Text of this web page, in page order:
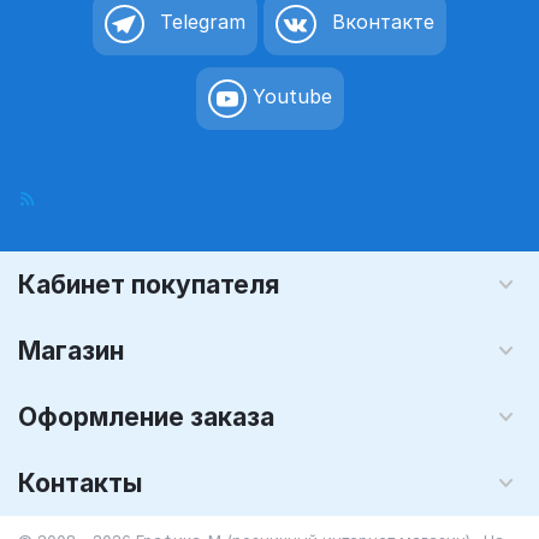
Telegram Вконтакте
Youtube
Кабинет покупателя
Магазин
Оформление заказа
Контакты